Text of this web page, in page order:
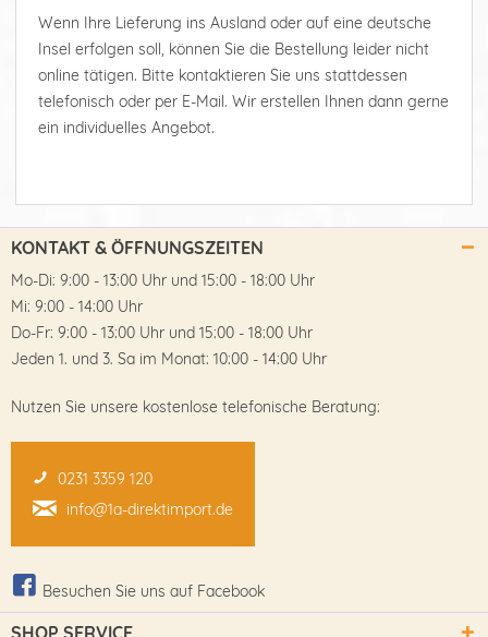
Wenn Ihre Lieferung ins Ausland oder auf eine deutsche
Insel erfolgen soll, können Sie die Bestellung leider nicht
online tätigen. Bitte kontaktieren Sie uns stattdessen
telefonisch oder per E-Mail. Wir erstellen Ihnen dann gerne
ein individuelles Angebot.
KONTAKT & ÖFFNUNGSZEITEN
Mo-Di: 9:00 - 13:00 Uhr und 15:00 - 18:00 Uhr
Mi: 9:00 - 14:00 Uhr
Do-Fr: 9:00 - 13:00 Uhr und 15:00 - 18:00 Uhr
Jeden 1. und 3. Sa im Monat: 10:00 - 14:00 Uhr
Nutzen Sie unsere kostenlose telefonische Beratung:
0231 3359 120
info@1a-direktimport.de
Besuchen Sie uns auf Facebook
SHOP SERVICE